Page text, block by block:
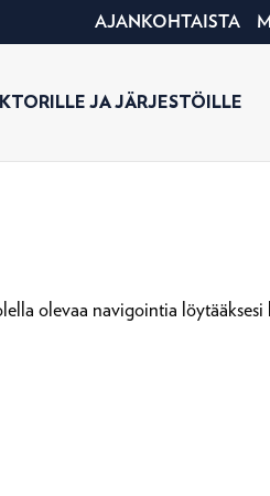
AJANKOHTAISTA
JA JÄRJESTÖILLE
olevaa navigointia löytääksesi